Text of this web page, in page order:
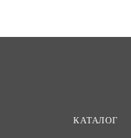
КАТАЛОГ